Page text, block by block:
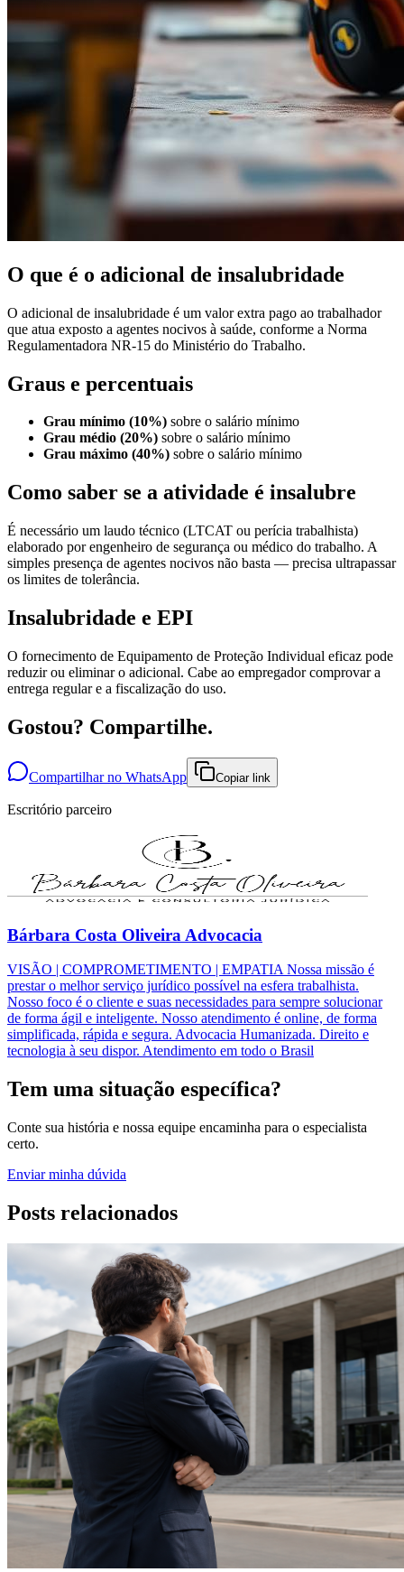
O que é o adicional de insalubridade
O adicional de insalubridade é um valor extra pago ao trabalhador
que atua exposto a agentes nocivos à saúde, conforme a Norma
Regulamentadora NR-15 do Ministério do Trabalho.
Graus e percentuais
Grau mínimo (10%) sobre o salário mínimo
Grau médio (20%) sobre o salário mínimo
Grau máximo (40%) sobre o salário mínimo
Como saber se a atividade é insalubre
É necessário um laudo técnico (LTCAT ou perícia trabalhista)
elaborado por engenheiro de segurança ou médico do trabalho. A
simples presença de agentes nocivos não basta — precisa ultrapassar
os limites de tolerância.
Insalubridade e EPI
O fornecimento de Equipamento de Proteção Individual eficaz pode
reduzir ou eliminar o adicional. Cabe ao empregador comprovar a
entrega regular e a fiscalização do uso.
Gostou? Compartilhe.
Compartilhar no WhatsApp Copiar link
Escritório parceiro
Bárbara Costa Oliveira Advocacia
VISÃO | COMPROMETIMENTO | EMPATIA Nossa missão é
prestar o melhor serviço jurídico possível na esfera trabalhista.
Nosso foco é o cliente e suas necessidades para sempre solucionar
de forma ágil e inteligente. Nosso atendimento é online, de forma
simplificada, rápida e segura. Advocacia Humanizada. Direito e
tecnologia à seu dispor. Atendimento em todo o Brasil
Tem uma situação específica?
Conte sua história e nossa equipe encaminha para o especialista
certo.
Enviar minha dúvida
Posts relacionados